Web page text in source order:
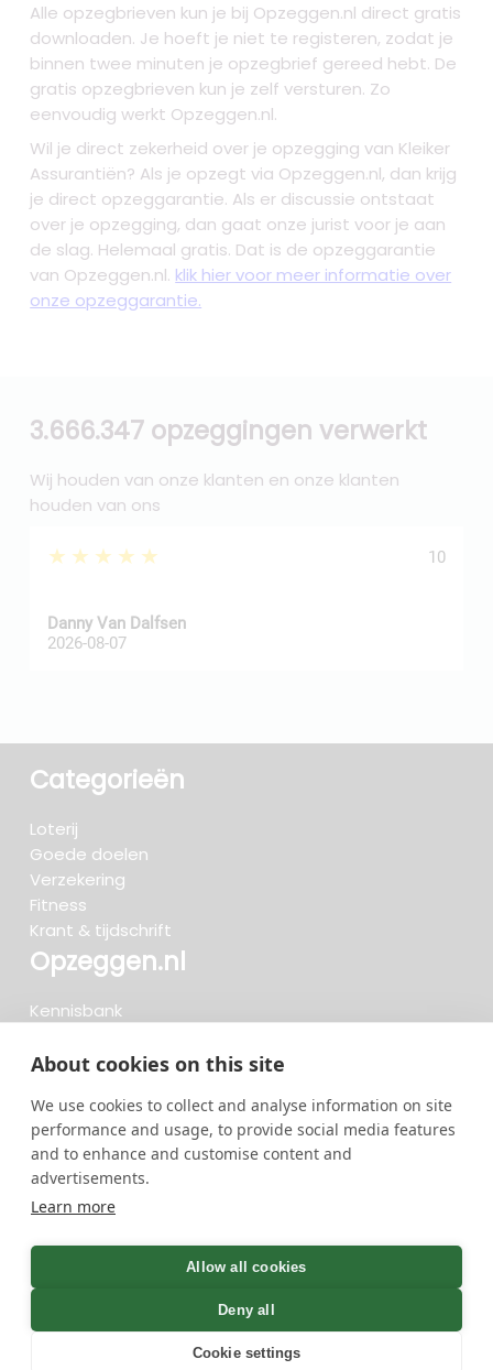
About cookies on this site
We use cookies to collect and analyse information on site
performance and usage, to provide social media features
and to enhance and customise content and
advertisements.
Learn more
Allow all cookies
Deny all
Cookie settings
Alle opzegbrieven kun je bij Opzeggen.nl direct gratis
downloaden. Je hoeft je niet te registeren, zodat je
binnen twee minuten je opzegbrief gereed hebt. De
gratis opzegbrieven kun je zelf versturen. Zo
eenvoudig werkt Opzeggen.nl.
Wil je direct zekerheid over je opzegging van Kleiker
Assurantiën? Als je opzegt via Opzeggen.nl, dan krijg
je direct opzeggarantie. Als er discussie ontstaat
over je opzegging, dan gaat onze jurist voor je aan
de slag. Helemaal gratis. Dat is de opzeggarantie
van Opzeggen.nl. klik hier voor meer informatie over
onze opzeggarantie.
3.666.347 opzeggingen verwerkt
Wij houden van onze klanten en onze klanten
houden van ons
★★★★★ 10
Danny Van Dalfsen
2026-08-07
Categorieën
Loterij
Goede doelen
Verzekering
Fitness
Krant & tijdschrift
Opzeggen.nl
Kennisbank
Beoordelingen
Meteen opzeggen
722 opzeggingen afgelopen 30 dagen - 3.666.127
opzeggingen in totaal
GreenOnline BV Gebruiksvoorwaarden